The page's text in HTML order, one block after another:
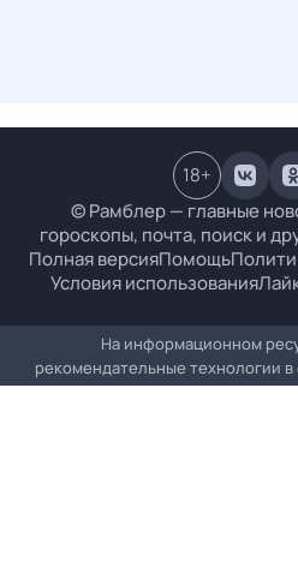
© Рамблер — главные
гороскопы, почта, поиск и
Полная версияПомощь
Условия использования
18+
На информационном
рекомендательные технологии в